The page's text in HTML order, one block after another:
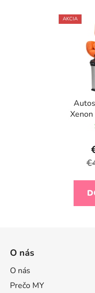
AKCIA
O nás
O nás
Prečo MY